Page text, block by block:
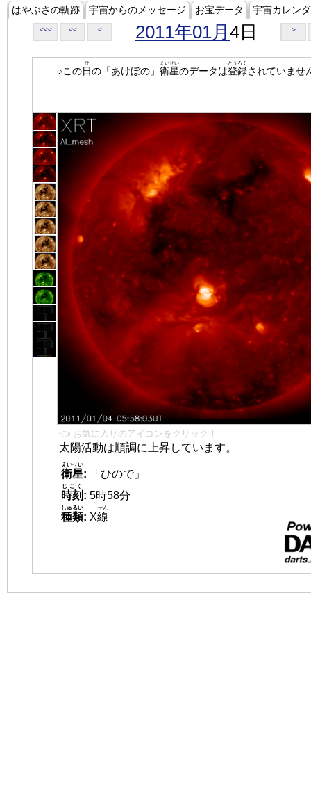
はやぶさの軌跡 宇宙からのメッセージ お宝データ 宇宙カレン
<<< << < 2011年01月 4日 >
♪この日
ひ
の「あけぼの」 衛星
えいせい
のデータは登録
とうろく
されていませ
👈 お気に入りのアイコンをクリック！
太陽活動は順調に上昇しています。
衛星
えいせい
:
「ひので」
時刻
じこく
: 5時58分
種類
しゅるい
: X線
せん